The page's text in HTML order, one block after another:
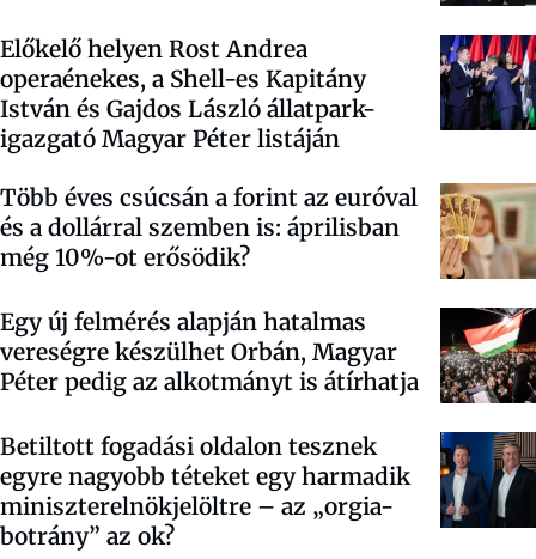
Előkelő helyen Rost Andrea
operaénekes, a Shell-es Kapitány
István és Gajdos László állatpark-
igazgató Magyar Péter listáján
Több éves csúcsán a forint az euróval
és a dollárral szemben is: áprilisban
még 10%-ot erősödik?
Egy új felmérés alapján hatalmas
vereségre készülhet Orbán, Magyar
Péter pedig az alkotmányt is átírhatja
Betiltott fogadási oldalon tesznek
egyre nagyobb téteket egy harmadik
miniszterelnökjelöltre – az „orgia-
botrány” az ok?